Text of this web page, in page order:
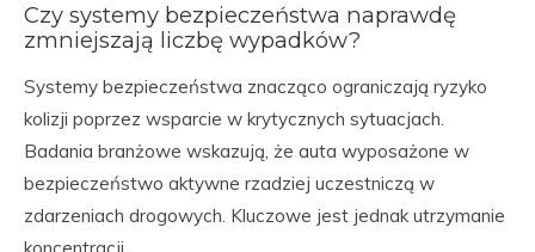
Czy systemy bezpieczeństwa naprawdę
zmniejszają liczbę wypadków?
Systemy bezpieczeństwa znacząco ograniczają ryzyko
kolizji poprzez wsparcie w krytycznych sytuacjach.
Badania branżowe wskazują, że auta wyposażone w
bezpieczeństwo aktywne rzadziej uczestniczą w
zdarzeniach drogowych. Kluczowe jest jednak utrzymanie